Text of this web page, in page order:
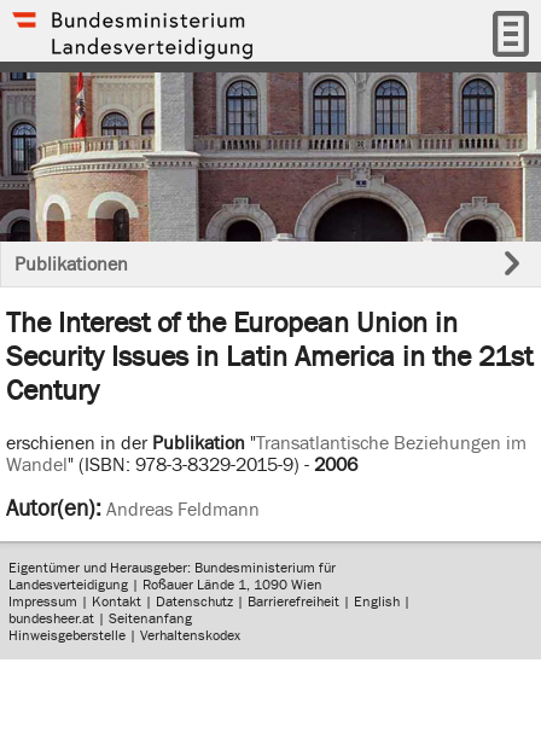
Publikationen
The Interest of the European Union in
Security Issues in Latin America in the 21st
Century
erschienen in der Publikation"Transatlantische Beziehungen im
Wandel" (ISBN: 978-3-8329-2015-9) - 2006
Autor(en): Andreas Feldmann
Eigentümer und Herausgeber: Bundesministerium für
Landesverteidigung | Roßauer Lände 1, 1090 Wien
Impressum | Kontakt | Datenschutz | Barrierefreiheit | English |
bundesheer.at |Seitenanfang
Hinweisgeberstelle |Verhaltenskodex